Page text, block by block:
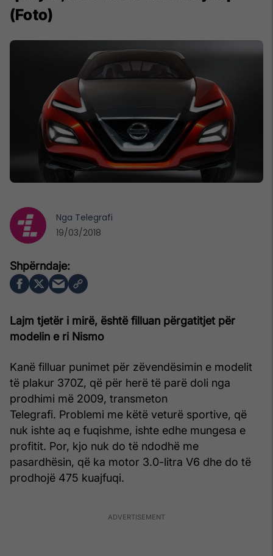
(Foto)
Lajm tjetër i mirë, është filluan përgatitjet për
modelin e ri Nismo
Kanë filluar punimet për zëvendësimin e modelit
të plakur 370Z, që për herë të parë doli nga
prodhimi më 2009, transmeton
Telegrafi. Problemi me këtë veturë sportive, që
nuk ishte aq e fuqishme, ishte edhe mungesa e
profitit. Por, kjo nuk do të ndodhë me
pasardhësin, që ka motor 3.0-litra V6 dhe do të
prodhojë 475 kuajfuqi.
Nga Telegrafi
19/03/2018